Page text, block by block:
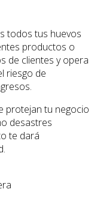
todos tus huevos
productos o
de clientes y opera
riesgo de
protejan tu negocio
desastres
te dará